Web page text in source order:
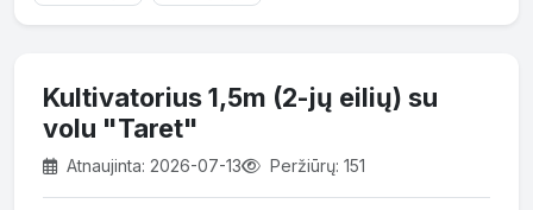
Kultivatorius 1,5m (2-jų eilių) su
volu "Taret"
Atnaujinta: 2026-07-13 Peržiūrų: 151